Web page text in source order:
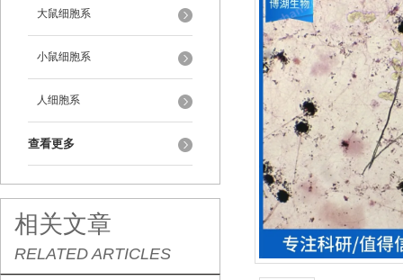
大鼠细胞系
小鼠细胞系
人细胞系
查看更多
相关文章
RELATED ARTICLES